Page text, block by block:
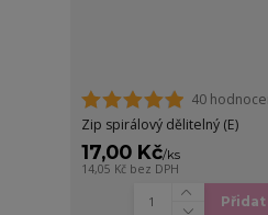
40
Zip spirálový dělitelný (E)
17,00 Kč/ks
14,05 Kč bez DPH